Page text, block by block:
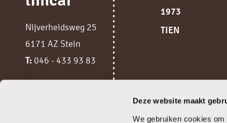
Deze website maakt
We gebruiken cookies
Nijverheidsweg 25
6171 AZ Stein
T: 046 - 433 93 83
1973
TIEN